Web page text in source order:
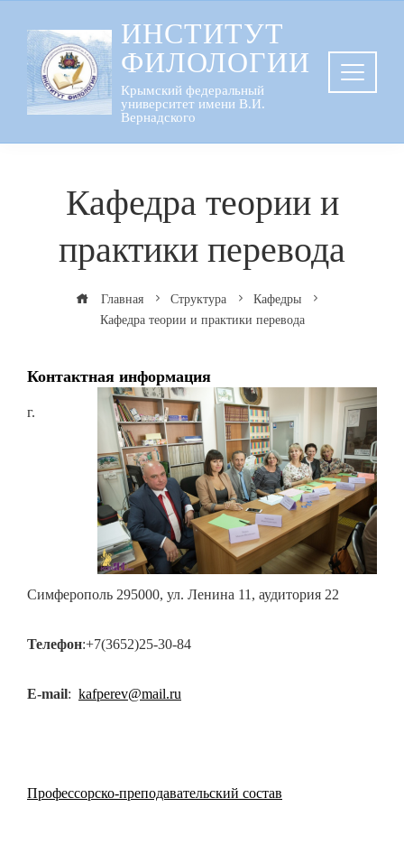
содержанию
ИНСТИТУТ
ФИЛОЛОГИИ
Крымский федеральный
университет имени В.И.
Вернадского
Кафедра теории и
практики перевода
Главная Структура
Кафедры
Кафедра теории и практики перевода
Контактная информация
г.
Симферополь 295000, ул. Ленина 11, аудитория 22
Телефон:+7(3652)25-30-84
E-mail: kafperev@mail.ru
Профессорско-преподавательский состав